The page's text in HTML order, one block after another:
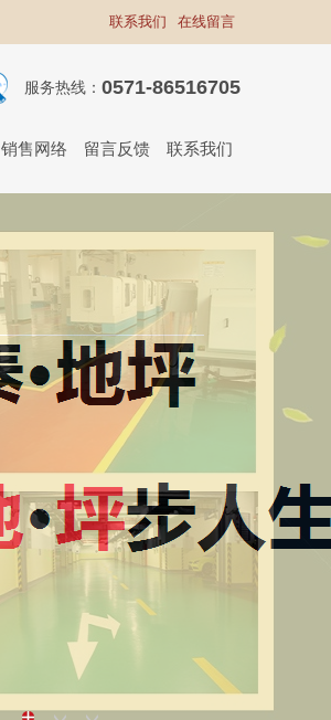
在线留言
联系我们
服务热线： 0571-86516705
销售网络 留言反馈 联系我们